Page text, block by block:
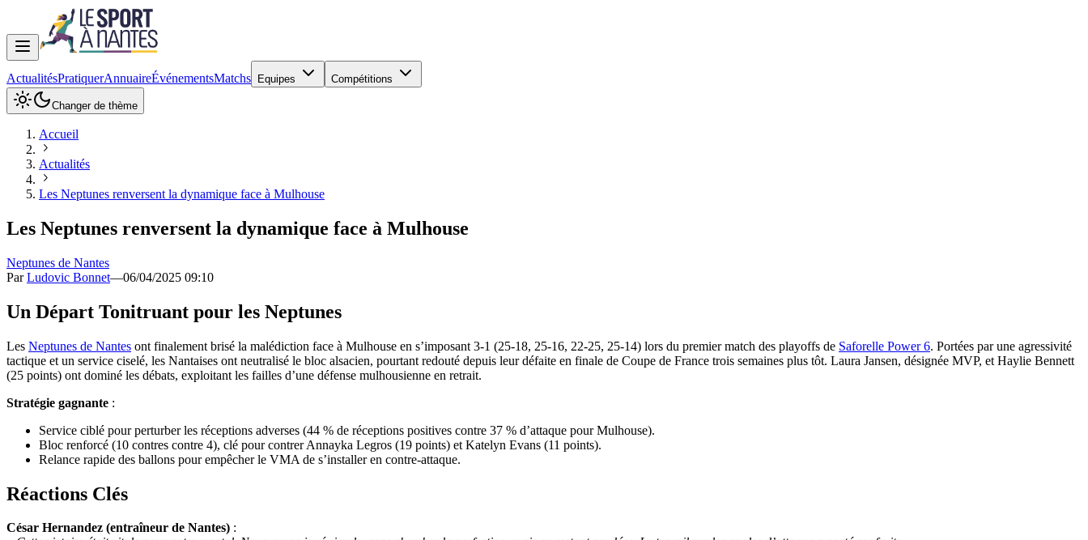
ActualitésPratiquerAnnuaireÉvénementsMatchs Equipes Compétitions
Changer de thème
Accueil
Actualités
Les Neptunes renversent la dynamique face à Mulhouse
Les Neptunes renversent la dynamique face à Mulhouse
Neptunes de Nantes
ParLudovic Bonnet—06/04/2025 09:10
Un Départ Tonitruant pour les Neptunes
Les Neptunes de Nantes ont finalement brisé la malédiction face à Mulhouse en s’imposant 3-1 (25-18, 25-16, 22-25, 25-14) lors du premier match des playoffs de Saforelle Power 6. Portées par une agressivité
tactique et un service ciselé, les Nantaises ont neutralisé le bloc alsacien, pourtant redouté depuis leur défaite en finale de Coupe de France trois semaines plus tôt. Laura Jansen, désignée MVP, et Haylie Bennett
(25 points) ont dominé les débats, exploitant les failles d’une défense mulhousienne en retrait.
Stratégie gagnante :
Service ciblé pour perturber les réceptions adverses (44 % de réceptions positives contre 37 % d’attaque pour Mulhouse).
Bloc renforcé (10 contres contre 4), clé pour contrer Annayka Legros (19 points) et Katelyn Evans (11 points).
Relance rapide des ballons pour empêcher le VMA de s’installer en contre-attaque.
Réactions Clés
César Hernandez (entraîneur de Nantes) :